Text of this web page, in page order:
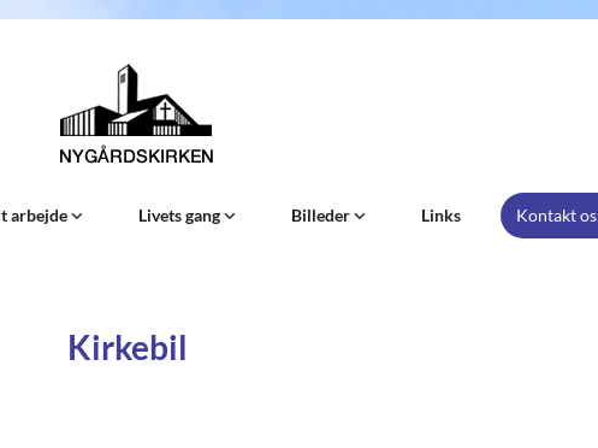
arbejde Livets gang Billeder Links Kontakt os
Kirkebil